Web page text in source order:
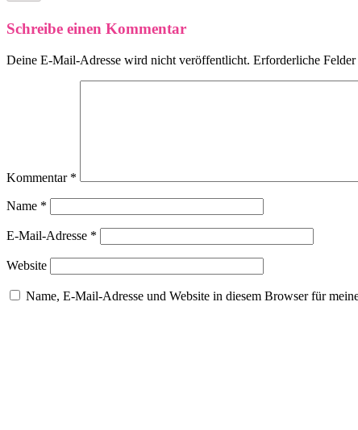
Schreibe einen Kommentar
Deine E-Mail-Adresse wird nicht veröffentlicht. Erforderliche
Kommentar *
Name *
E-Mail-Adresse *
Website
Name, E-Mail-Adresse und Website in diesem Browser für